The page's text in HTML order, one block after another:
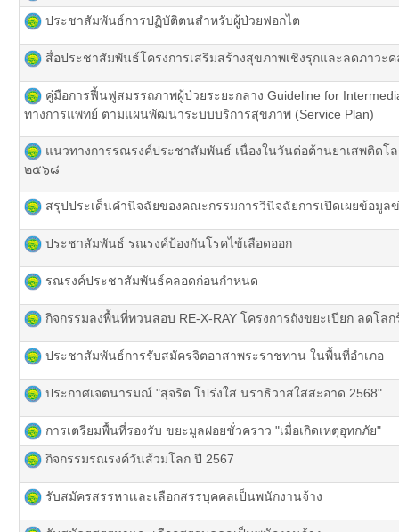
ประชาสัมพันธ์การปฏิบัติตนสำหรับผู้ป่วยฟอกไต
สื่อประชาสัมพันธ์โครงการเสริมสร้างสุขภาพเชิงรุกและลดภาวะ
คู่มือการฟื้นฟูสมรรถภาพผู้ป่วยระยะกลาง Guideline for
ทางการแพทย์ ตามแผนพัฒนาระบบบริการสุขภาพ (Service Plan)
แนวทางการรณรงค์ประชาสัมพันธ์ เนื่องในวันต่อต้านยาเสพติดโ
๒๕๖๘
สรุปประเด็นคำนิจฉัยของคณะกรรมการวินิจฉัยการเปิดเผยข้อมูล
ประชาสัมพันธ์ รณรงค์ป้องกันโรคไข้เลือดออก
รณรงค์ประชาสัมพันธ์คลอดก่อนกำหนด
กิจกรรมลงพื้นที่ทวนสอบ RE-X-RAY โครงการถังขยะเปียก ลดโล
ประชาสัมพันธ์การรับสมัครจิตอาสาพระราชทาน ในพื้นที่อำเภอ
ประกาศเจตนารมณ์ "สุจริต โปร่งใส นราธิวาสใสสะอาด 2568"
การเตรียมพื้นที่รองรับ ขยะมูลฝอยชั่วคราว "เมื่อเกิดเหตุอุทกภัย"
กิจกรรมรณรงค์วันส้วมโลก ปี 2567
รับสมัครสรรหาเเละเลือกสรรบุคคลเป็นพนักงานจ้าง